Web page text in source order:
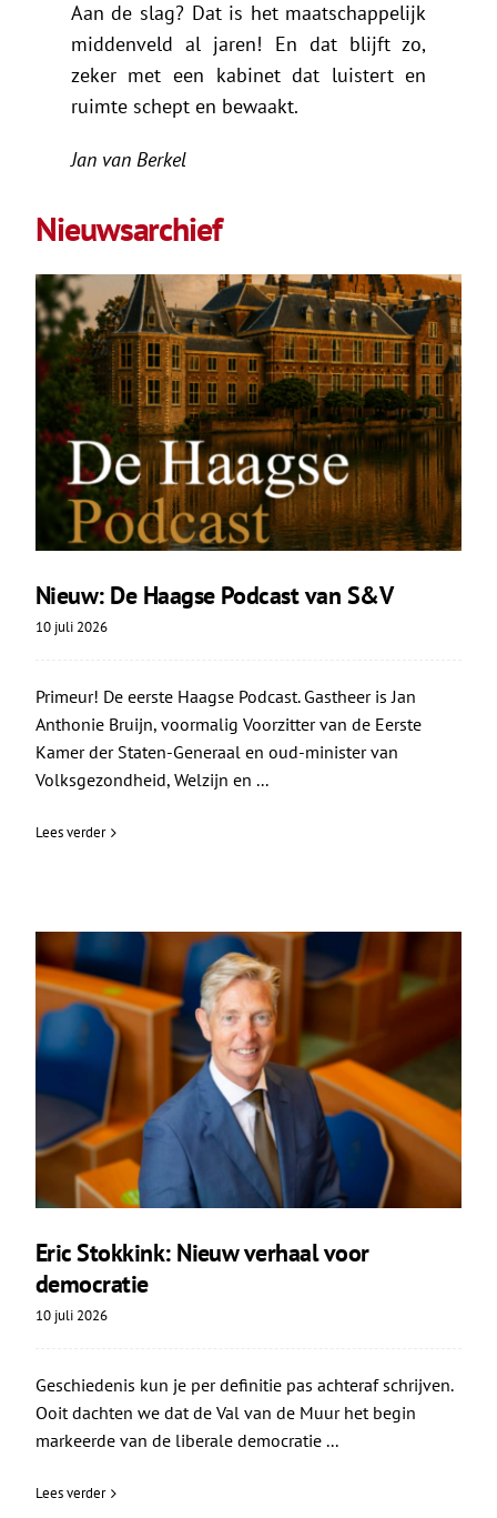
Aan de slag? Dat is het maatschappelijk
middenveld al jaren! En dat blijft zo,
zeker met een kabinet dat luistert en
ruimte schept en bewaakt.
Jan van Berkel
Nieuwsarchief
Nieuw: De Haagse Podcast van S&V
10 juli 2026
Primeur! De eerste Haagse Podcast. Gastheer is Jan
Anthonie Bruijn, voormalig Voorzitter van de Eerste
Kamer der Staten-Generaal en oud-minister van
Volksgezondheid, Welzijn en ...
Lees verder
Eric Stokkink: Nieuw verhaal voor
democratie
10 juli 2026
Geschiedenis kun je per definitie pas achteraf schrijven.
Ooit dachten we dat de Val van de Muur het begin
markeerde van de liberale democratie ...
Lees verder